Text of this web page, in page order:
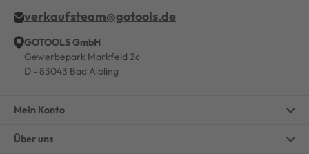
verkaufsteam@gotools.de
GOTOOLS GmbH
Gewerbepark Markfeld 2c
D - 83043 Bad Aibling
Mein Konto
Über uns